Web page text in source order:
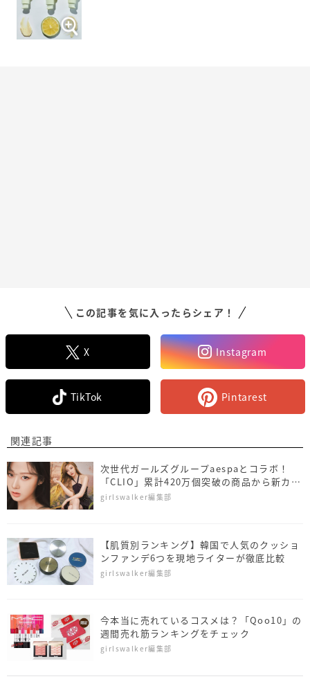
この記事を気に入ったらシェア！
X Instagram
TikTok Pintarest
関連記事
次世代ガールズグループaespaとコラボ！
「CLIO」累計420万個突破の商品から新カラ
ー登場
girlswalker編集部
【肌質別ランキング】韓国で人気のクッショ
ンファンデ6つを現地ライターが徹底比較
girlswalker編集部
今本当に売れているコスメは？「Qoo10」の
週間売れ筋ランキングをチェック
girlswalker編集部